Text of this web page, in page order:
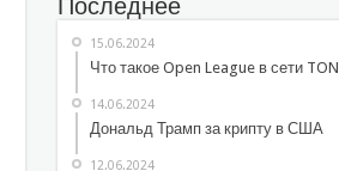
Последнее
15.06.2024
Что такое Open League в сети TON
14.06.2024
Дональд Трамп за крипту в США
12.06.2024